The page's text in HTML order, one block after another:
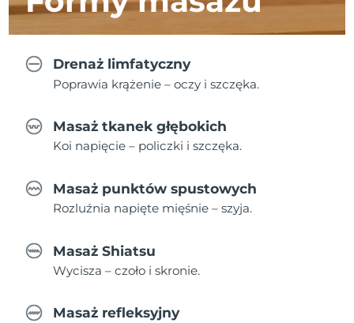
Drenaż limfatyczny
Poprawia krążenie – oczy i szczęka.
Masaż tkanek głębokich
Koi napięcie – policzki i szczęka.
Masaż punktów spustowych
Rozluźnia napięte mięśnie – szyja.
Masaż Shiatsu
Wycisza – czoło i skronie.
Masaż refleksyjny